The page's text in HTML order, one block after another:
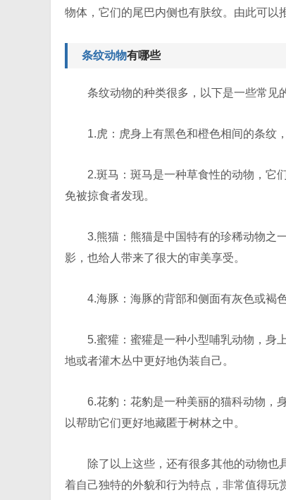
物体，它们的尾巴内侧也有肤纹。由此可以
条纹动物有哪些
条纹动物的种类很多，以下是一些常见
1.虎：虎身上有黑色和橙色相间的条纹
2.斑马：斑马是一种草食性的动物，它
免被掠食者发现。
3.熊猫：熊猫是中国特有的珍稀动物之
影，也给人带来了很大的审美享受。
4.海豚：海豚的背部和侧面有灰色或褐
5.蜜獾：蜜獾是一种小型哺乳动物，身
地或者灌木丛中更好地伪装自己。
6.花豹：花豹是一种美丽的猫科动物，
以帮助它们更好地藏匿于树林之中。
除了以上这些，还有很多其他的动物
着自己独特的外貌和行为特点，非常值得玩